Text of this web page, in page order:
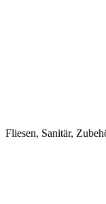
Fliesen, Sanitär,